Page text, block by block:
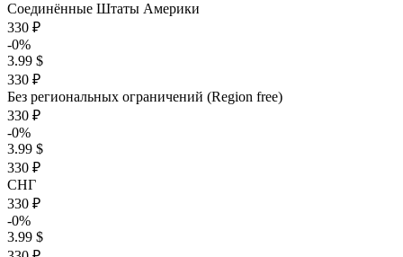
Соединённые Штаты Америки
330 ₽
-0%
3.99 $
330 ₽
Без региональных ограничений (Region free)
330 ₽
-0%
3.99 $
330 ₽
СНГ
330 ₽
-0%
3.99 $